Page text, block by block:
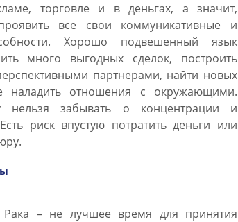
торговле и в деньгах, а значит,
все свои коммуникативные и
Хорошо подвешенный язык
много выгодных сделок, построить
партнерами, найти новых
наладить отношения с окружающими.
нельзя забывать о концентрации и
риск впустую потратить деньги или
– не лучшее время для принятия